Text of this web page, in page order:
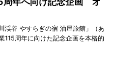
渓谷 やすらぎの宿 油屋旅館」（あ
115周年に向けた記念企画を本格的